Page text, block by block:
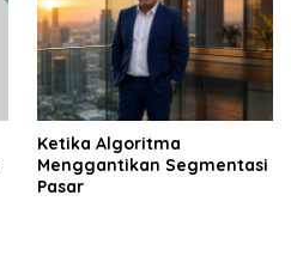
Ketika Algoritma
Menggantikan Segmentasi
Pasar